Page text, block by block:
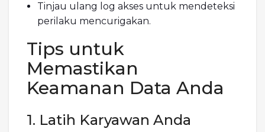
Tinjau ulang log akses untuk mendeteksi
perilaku mencurigakan.
Tips untuk
Memastikan
Keamanan Data Anda
1. Latih Karyawan Anda